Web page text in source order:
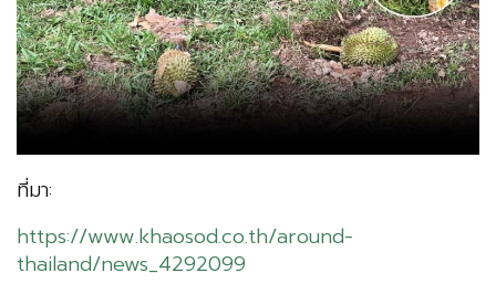
ที่มา:
https://www.khaosod.co.th/around-
thailand/news_4292099